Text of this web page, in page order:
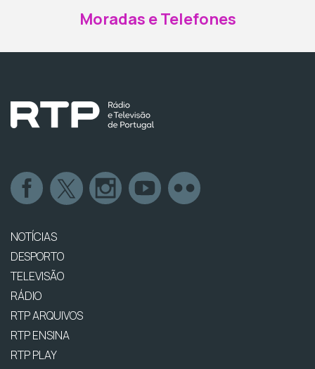
Moradas e Telefones
NOTÍCIAS
DESPORTO
TELEVISÃO
RÁDIO
RTP ARQUIVOS
RTP ENSINA
RTP PLAY